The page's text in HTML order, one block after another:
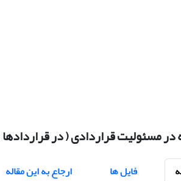
مسئولیت قراردادی ( در
فایل ها ارجاع به این مقاله